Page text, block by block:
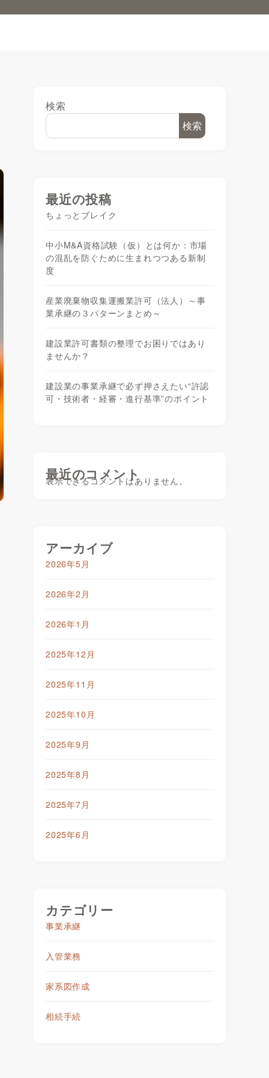
検索
検索
最近の投稿
ちょっとブレイク
中小M&A資格試験（仮）とは何か：市場
の混乱を防ぐために生まれつつある新制
度
産業廃棄物収集運搬業許可（法人）～事
業承継の３パターンまとめ～
建設業許可書類の整理でお困りではあり
ませんか？
建設業の事業承継で必ず押さえたい“許認
可・技術者・経審・進行基準”のポイント
最近のコメント
表示できるコメントはありません。
アーカイブ
2026年5月
2026年2月
2026年1月
2025年12月
2025年11月
2025年10月
2025年9月
2025年8月
2025年7月
2025年6月
カテゴリー
事業承継
入管業務
家系図作成
相続手続